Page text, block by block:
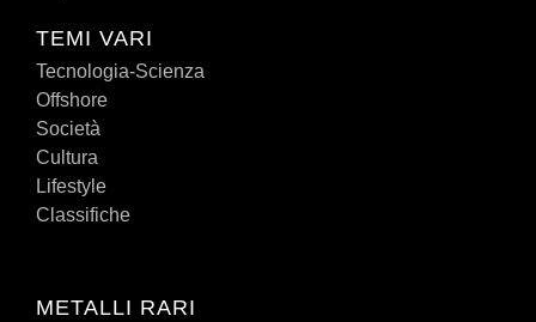
TEMI VARI
Tecnologia-Scienza
Offshore
Società
Cultura
Lifestyle
Classifiche
METALLI RARI